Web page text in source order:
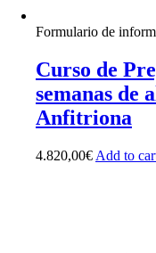
Formulario de
Curso de
semanas de
Anfitriona
4.820,00€ Add to